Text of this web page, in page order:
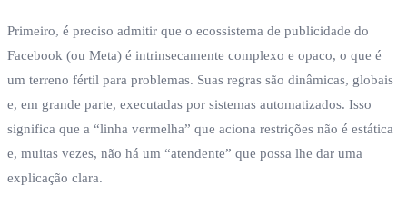
Primeiro, é preciso admitir que o ecossistema de publicidade do
Facebook (ou Meta) é intrinsecamente complexo e opaco, o que é
um terreno fértil para problemas. Suas regras são dinâmicas, globais
e, em grande parte, executadas por sistemas automatizados. Isso
significa que a “linha vermelha” que aciona restrições não é estática
e, muitas vezes, não há um “atendente” que possa lhe dar uma
explicação clara.